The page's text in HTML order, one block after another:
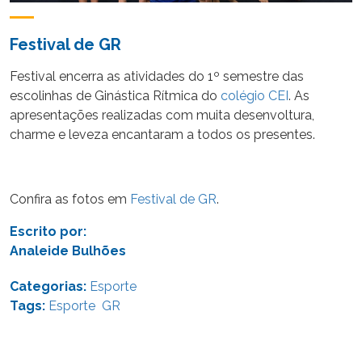
Festival de GR
Festival encerra as atividades do 1º semestre das
escolinhas de Ginástica Rítmica do colégio CEI. As
apresentações realizadas com muita desenvoltura,
charme e leveza encantaram a todos os presentes.
Confira as fotos em Festival de GR.
Escrito por:
Analeide Bulhões
Categorias: Esporte
Tags: Esporte GR